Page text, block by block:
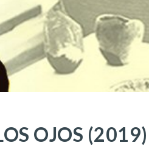
OJOS (2019)